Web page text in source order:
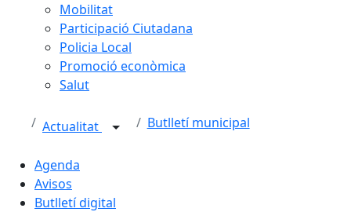
Mobilitat
Participació Ciutadana
Policia Local
Promoció econòmica
Salut
Actualitat Butlletí municipal
Agenda
Avisos
Butlletí digital